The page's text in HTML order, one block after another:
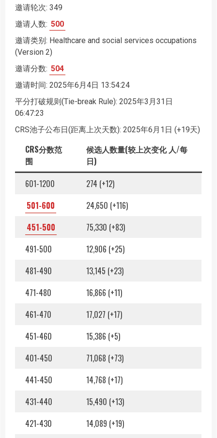
邀请轮次: 349
邀请人数: 500
邀请类别: Healthcare and social services occupations
(Version 2)
邀请分数: 504
邀请时间: 2025年6月4日 13:54:24
平分打破规则(Tie-break Rule): 2025年3月31日
06:47:23
CRS池子公布日(距离上次天数): 2025年6月1日 (+19天)
CRS分数范
围
候选人数量(较上次变化 人/每
日)
601-1200
274 (+12)
501-600
24,650 (+116)
451-500
75,330 (+83)
491-500
12,906 (+25)
481-490
13,145 (+23)
471-480
16,866 (+11)
461-470
17,027 (+17)
451-460
15,386 (+5)
401-450
71,068 (+73)
441-450
14,768 (+17)
431-440
15,490 (+13)
421-430
14,089 (+19)